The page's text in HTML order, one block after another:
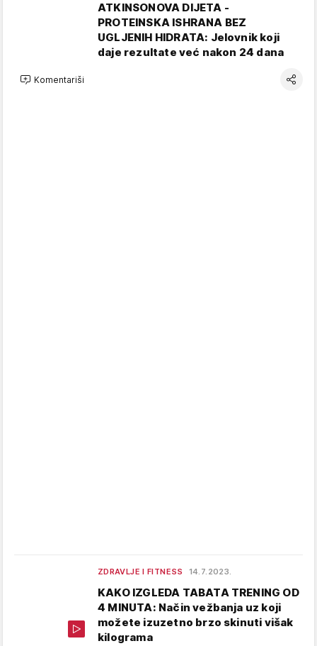
ATKINSONOVA DIJETA -
PROTEINSKA ISHRANA BEZ
UGLJENIH HIDRATA: Jelovnik koji
daje rezultate već nakon 24 dana
Komentariši
ZDRAVLJE I FITNESS 14.7.2023.
KAKO IZGLEDA TABATA TRENING OD
4 MINUTA: Način vežbanja uz koji
možete izuzetno brzo skinuti višak
kilograma